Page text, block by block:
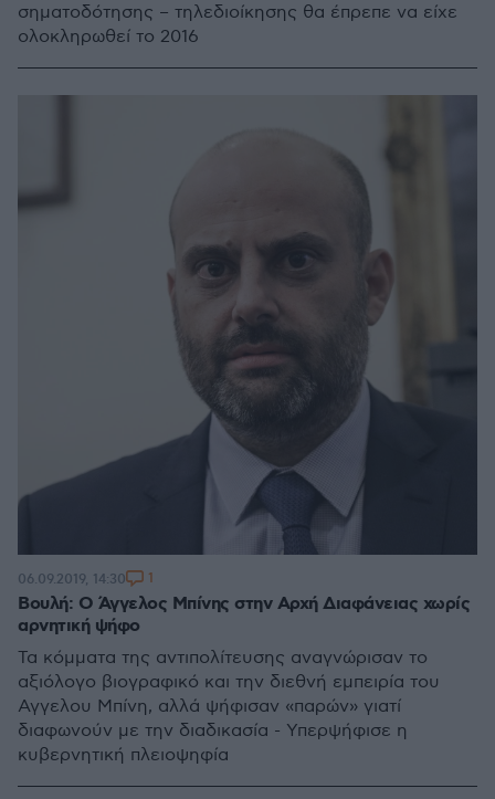
σηματοδότησης – τηλεδιοίκησης θα έπρεπε να είχε
ολοκληρωθεί το 2016
Βουλή: Ο Άγγελος Μπίνης στην Αρχή Διαφάνειας χωρίς
αρνητική ψήφο
Τα κόμματα της αντιπολίτευσης αναγνώρισαν το
αξιόλογο βιογραφικό και την διεθνή εμπειρία του
Αγγελου Μπίνη, αλλά ψήφισαν «παρών» γιατί
διαφωνούν με την διαδικασία - Υπερψήφισε η
κυβερνητική πλειοψηφία
06.09.2019, 14:30 1